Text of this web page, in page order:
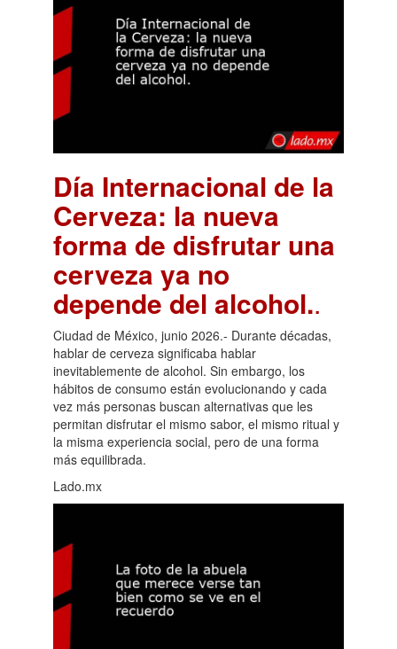
Día Internacional de la
Cerveza: la nueva
forma de disfrutar una
cerveza ya no
depende del alcohol..
Ciudad de México, junio 2026.- Durante décadas,
hablar de cerveza significaba hablar
inevitablemente de alcohol. Sin embargo, los
hábitos de consumo están evolucionando y cada
vez más personas buscan alternativas que les
permitan disfrutar el mismo sabor, el mismo ritual y
la misma experiencia social, pero de una forma
más equilibrada.
Lado.mx